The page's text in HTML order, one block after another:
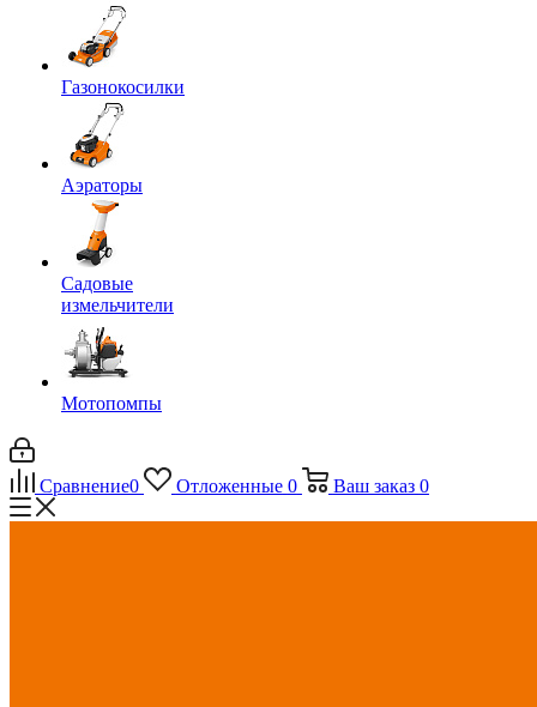
Газонокосилки
Аэраторы
Садовые
измельчители
Мотопомпы
Сравнение0 Отложенные 0 Ваш заказ 0